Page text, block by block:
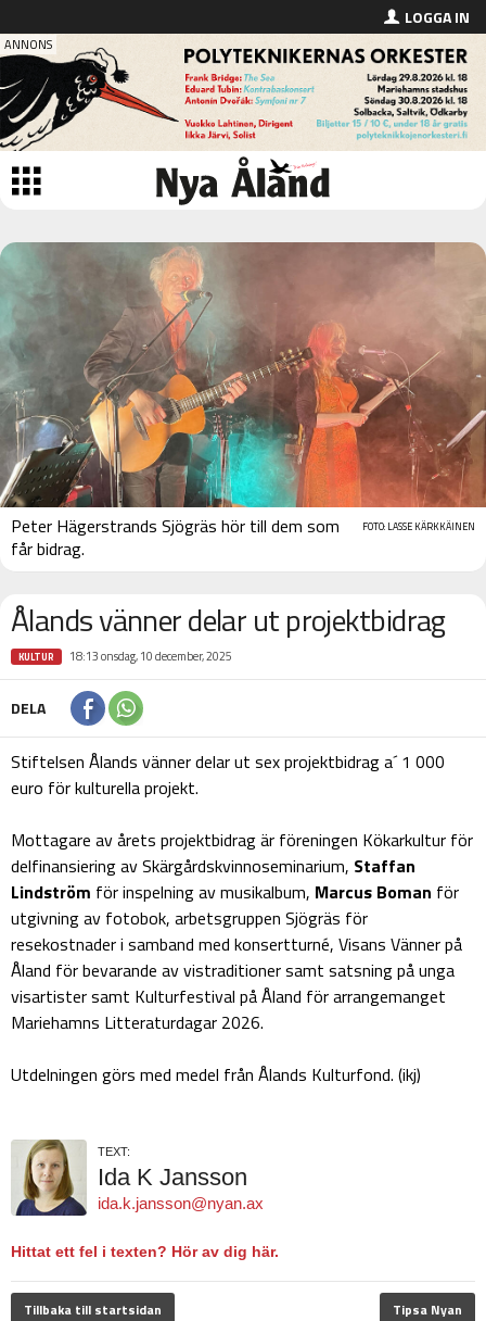
LOGGA IN
FOTO: LASSE KÄRKKÄINEN
Peter Hägerstrands Sjögräs hör till dem som
får bidrag.
Ålands vänner delar ut projektbidrag
KULTUR 18:13 onsdag, 10 december, 2025
DELA
Stiftelsen Ålands vänner delar ut sex projektbidrag a´ 1 000
euro för kulturella projekt.
Mottagare av årets projektbidrag är föreningen Kökarkultur för
delfinansiering av Skärgårdskvinnoseminarium, Staffan
Lindström för inspelning av musikalbum, Marcus Boman för
utgivning av fotobok, arbetsgruppen Sjögräs för
resekostnader i samband med konsertturné, Visans Vänner på
Åland för bevarande av vistraditioner samt satsning på unga
visartister samt Kulturfestival på Åland för arrangemanget
Mariehamns Litteraturdagar 2026.
Utdelningen görs med medel från Ålands Kulturfond. (ikj)
TEXT:
Ida K Jansson
ida.k.jansson@nyan.ax
Hittat ett fel i texten? Hör av dig här.
Tillbaka till startsidan Tipsa Nyan